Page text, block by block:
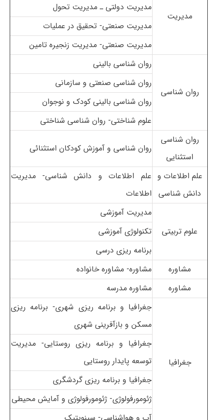
مدیریت
مدیریت دولتی ـ مدیریت تحول
مدیریت صنعتی- تحقیق در عملیات
مدیریت صنعتی- مدیریت زنجیره تامین
روان شناسی
روان شناسی بالینی
روان شناسی صنعتی و سازمانی
روان شناسی بالینی کودک و نوجوان
علوم شناختی- روان شناسی شناختی
روان شناسی
استثنایی
روان شناسی و آموزش کودکان استثنائی
علم اطلاعات و
دانش شناسی
علم اطلاعات و دانش شناسی- مدیریت
اطلاعات
علوم تربیتی
مدیریت آموزشی
تکنولوژی آموزشی
برنامه ریزی درسی
مشاوره
مشاوره- مشاوره خانواده
مشاوره
مشاوره مدرسه
جغرافیا
جغرافیا و برنامه ریزی شهری- برنامه ریزی
مسکن و بازآفرینی شهری
جغرافیا و برنامه ریزی روستایی- مدیریت
توسعه پایدار روستایی
جغرافیا و برنامه ریزی گردشگری
ژئومورفولوژی- ژئومورفولوژی و آمایش محیطی